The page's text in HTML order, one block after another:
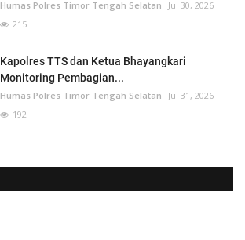
Humas Polres Timor Tengah Selatan
Jul 30, 2026
215
Kapolres TTS dan Ketua Bhayangkari
Monitoring Pembagian...
Humas Polres Timor Tengah Selatan
Jul 31, 2026
192